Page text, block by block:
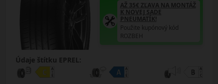
AŽ 35€ ZĽAVA NA MONTÁŽ
K NOVEJ SADE
PNEUMATÍK!
Použite kupónový kód
ROZBEH
Údaje štítku EPREL: